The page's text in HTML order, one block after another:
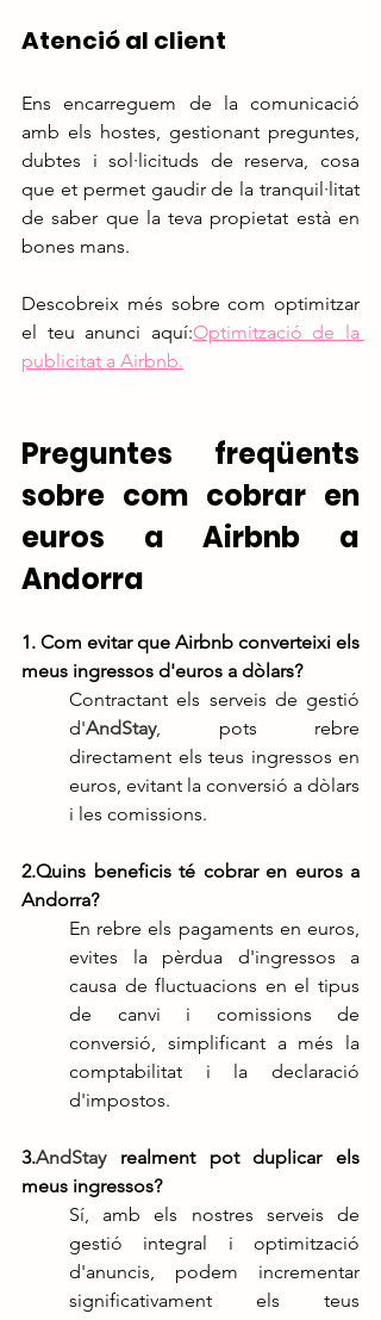
Atenció al client
Ens encarreguem de la comunicació
amb els hostes, gestionant preguntes,
dubtes i sol·licituds de reserva, cosa
que et permet gaudir de la tranquil·litat
de saber que la teva propietat està en
bones mans.
Descobreix més sobre com optimitzar
el teu anunci aquí:Optimització de la
publicitat a Airbnb.
Preguntes freqüents
sobre com cobrar en
euros a Airbnb a
Andorra
1. Com evitar que Airbnb converteixi els
meus ingressos d'euros a dòlars?
Contractant els serveis de gestió
d'AndStay, pots rebre
directament els teus ingressos en
euros, evitant la conversió a dòlars
i les comissions.
2.Quins beneficis té cobrar en euros a
Andorra?
En rebre els pagaments en euros,
evites la pèrdua d'ingressos a
causa de fluctuacions en el tipus
de canvi i comissions de
conversió, simplificant a més la
comptabilitat i la declaració
d'impostos.
3.AndStay realment pot duplicar els
meus ingressos?
Sí, amb els nostres serveis de
gestió integral i optimització
d'anuncis, podem incrementar
significativament els teus